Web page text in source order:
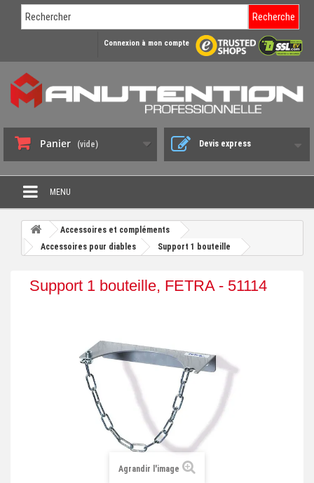
Recherche
Connexion à mon compte
Panier (vide) Devis express
MENU
PROMO DÉSTOCKAGE
CHARIOT DE MANUTENTION
ROULEUR ET PLATEAU ROULANT
TRANSPALETTE ET PALETTAGE
GERBEUR ET CRIC INDUSTRIEL
ACCESSOIRES ET COMPLÉMENTS
Accessoires et compléments
Accessoires pour diables
Support 1 bouteille
Support 1 bouteille, FETRA - 51114
Agrandir l'image